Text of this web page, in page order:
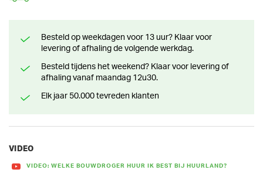
Besteld op weekdagen voor 13 uur? Klaar voor
levering of afhaling de volgende werkdag.
Besteld tijdens het weekend? Klaar voor levering of
afhaling vanaf maandag 12u30.
Elk jaar 50.000 tevreden klanten
VIDEO
VIDEO: WELKE BOUWDROGER HUUR IK BEST BIJ HUURLAND?